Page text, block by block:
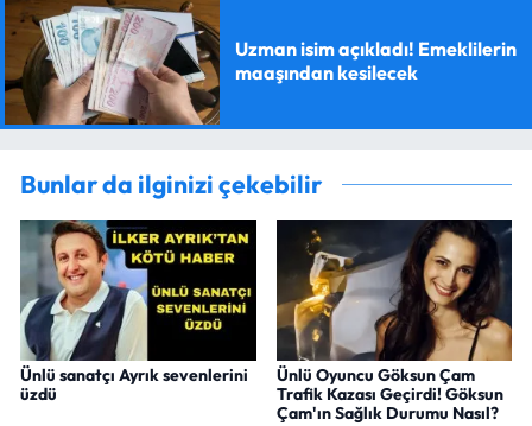
Uzman isim açıkladı! Emeklilerin
maaşından kesilecek
Bunlar da ilginizi çekebilir
Ünlü sanatçı Ayrık sevenlerini
üzdü
Ünlü Oyuncu Göksun Çam
Trafik Kazası Geçirdi! Göksun
Çam'ın Sağlık Durumu Nasıl?